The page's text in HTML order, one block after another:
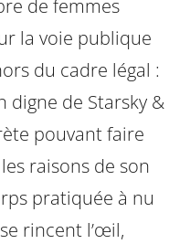
de femmes
la voie publique
du cadre légal :
de Starsky &
pouvant faire
raisons de son
pratiquée à nu
rincent l’œil,